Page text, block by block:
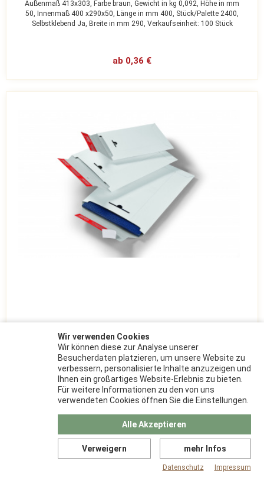
Außenmaß 413x303, Farbe braun, Gewicht in kg 0,092, Höhe in mm
50, Innenmaß 400 x290x50, Länge in mm 400, Stück/Palette 2400,
Selbstklebend Ja, Breite in mm 290, Verkaufseinheit: 100 Stück
ab 0,36 €
445x310x30 Vollpappversandtasche weiß
Außenmaß 455x320,Farbe weiß,Gewicht in kg 0,140, Höhe in mm
Innenmaß 455x310X30, Länge in mm 445,
Material Vollpappe,
Breite in mm
310,Verkaufseinheit: 100 Stück
ab 0,40 €
Wir verwenden Cookies
Wir können diese zur Analyse unserer
Besucherdaten platzieren, um unsere Website zu
verbessern, personalisierte Inhalte anzuzeigen und
Ihnen ein großartiges Website-Erlebnis zu bieten.
Für weitere Informationen zu den von uns
verwendeten Cookies öffnen Sie die Einstellungen.
Verweigern
Alle Akzeptieren
mehr Infos
Datenschutz Impressum